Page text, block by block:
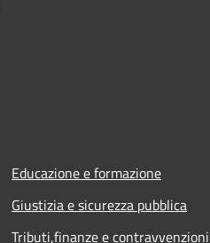
Educazione e formazione
Giustizia e sicurezza pubblica
Tributi,finanze e contravvenzioni